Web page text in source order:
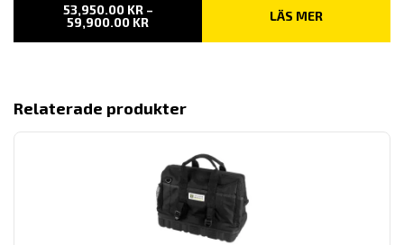
53,950.00 KR –
59,900.00 KRPRISINTERVALL:
TILL
LÄS MER
Relaterade produkter